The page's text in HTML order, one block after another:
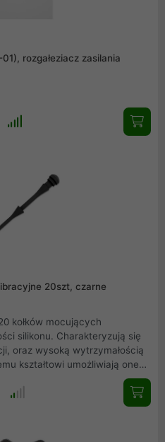
rozgałeziacz zasilania
20szt, czarne
kołków mocujących
silikonu. Charakteryzują się
oraz wysoką wytrzymałością
kształtowi umożliwiają one
tylko samego wentylatora, ale